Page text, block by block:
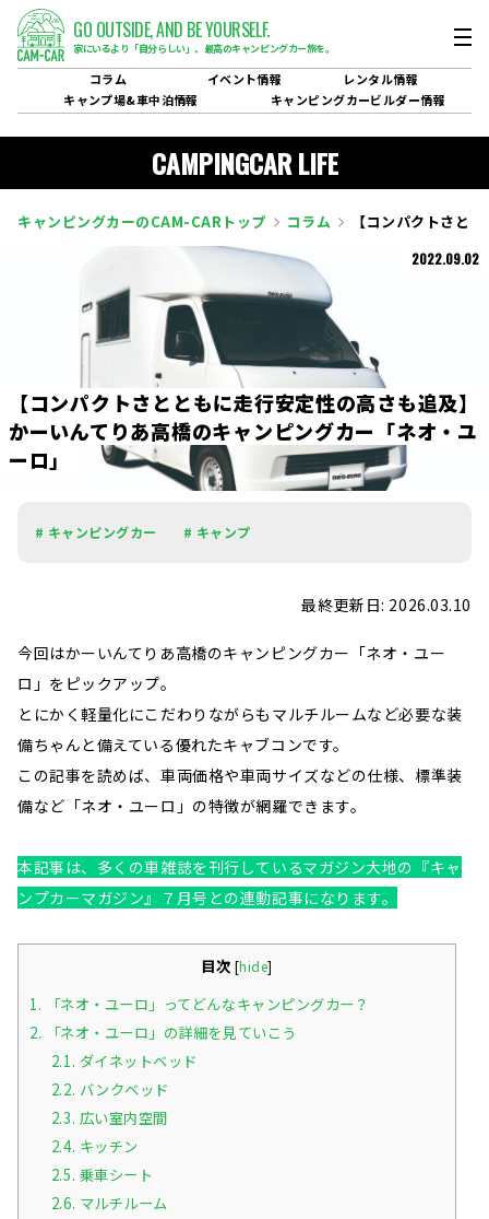
GO OUTSIDE,AND BE YOURSELF.
家にいるより「自分らしい」、 最高のキャンピングカー旅を。
コラム イベント情報 レンタル情報
キャンプ場&車中泊情報 キャンピングカービルダー情報
CAMPINGCAR LIFE
キャンピングカーのCAM-CARトップ コラム 【コンパクトさと
2022.09.02
【コンパク トさ と ともに走行安定性の高さも追及】
かーいんて りあ高橋のキャンピングカー 「ネオ ・ ユ
ーロ 」
# キャンピングカー # キャンプ
最終更新日: 2026.03.10
今回はかーいんてりあ高橋のキャンピングカー「ネオ・ユー
ロ」をピックアップ。
とにかく軽量化にこだわりながらもマルチルームなど必要な装
備ちゃんと備えている優れたキャブコンです。
この記事を読めば、車両価格や車両サイズなどの仕様、標準装
備など「ネオ・ユーロ」の特徴が網羅できます。
本記事は、多くの車雑誌を刊行しているマガジン大地の『キャ
ンプカーマガジン』７月号との連動記事になります。
目次 [hide]
1. 「ネオ・ユーロ」ってどんなキャンピングカー？
2. 「ネオ・ユーロ」の詳細を見ていこう
2.1. ダイネットベッド
2.2. バンクベッド
2.3. 広い室内空間
2.4. キッチン
2.5. 乗車シート
2.6. マルチルーム